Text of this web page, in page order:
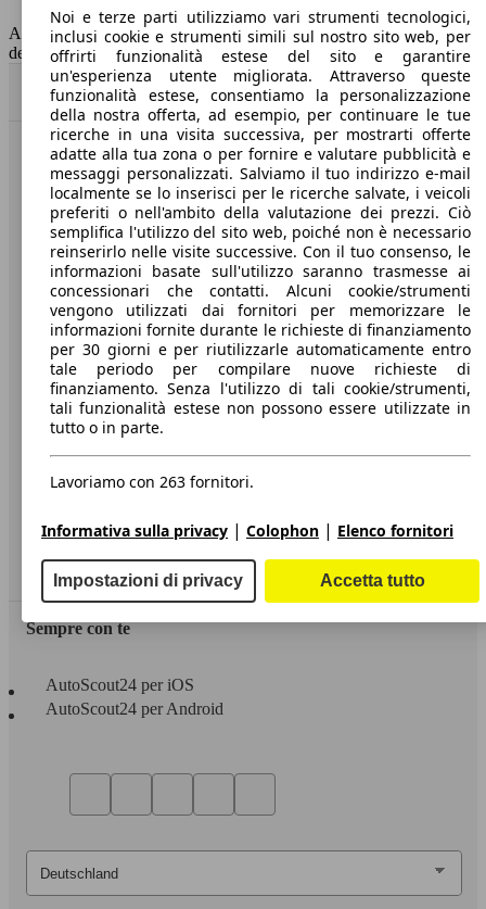
Capacità del serbatoio
45 l
AutoScout24 non si assume alcuna responsabilità per la correttezza
dei dati.
Torna su
Benvenuti su AutoScout24, il mercato auto europeo.
Società
A proposito di AutoScout24
Stampa
Media
Condizioni generali
Informazioni
Privacy
Dichiarazione di Accessibilità
Servizi
Area rivenditori
Sempre con te
AutoScout24 per iOS
AutoScout24 per Android
Noi e terze parti utilizziamo vari strumenti tecnologici,
inclusi cookie e strumenti simili sul nostro sito web, per
offrirti funzionalità estese del sito e garantire
un'esperienza utente migliorata. Attraverso queste
funzionalità estese, consentiamo la personalizzazione
della nostra offerta, ad esempio, per continuare le tue
ricerche in una visita successiva, per mostrarti offerte
adatte alla tua zona o per fornire e valutare pubblicità e
messaggi personalizzati. Salviamo il tuo indirizzo e-mail
localmente se lo inserisci per le ricerche salvate, i veicoli
preferiti o nell'ambito della valutazione dei prezzi. Ciò
semplifica l'utilizzo del sito web, poiché non è necessario
reinserirlo nelle visite successive. Con il tuo consenso, le
informazioni basate sull'utilizzo saranno trasmesse ai
concessionari che contatti. Alcuni cookie/strumenti
vengono utilizzati dai fornitori per memorizzare le
informazioni fornite durante le richieste di finanziamento
per 30 giorni e per riutilizzarle automaticamente entro
tale periodo per compilare nuove richieste di
finanziamento. Senza l'utilizzo di tali cookie/strumenti,
tali funzionalità estese non possono essere utilizzate in
tutto o in parte.
Lavoriamo con 263 fornitori.
Informativa sulla privacy | Colophon | Elenco fornitori
Impostazioni di privacy Accetta tutto